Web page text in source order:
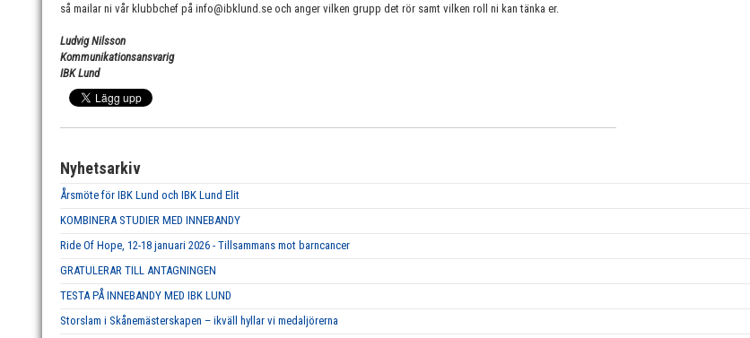
så mailar ni vår klubbchef på info@ibklund.se och anger vilken grupp det rör samt vilken roll ni kan tänka er.
Ludvig Nilsson
Kommunikationsansvarig
IBK Lund
Nyhetsarkiv
Årsmöte för IBK Lund och IBK Lund Elit
KOMBINERA STUDIER MED INNEBANDY
Ride Of Hope, 12-18 januari 2026 - Tillsammans mot barncancer
GRATULERAR TILL ANTAGNINGEN
TESTA PÅ INNEBANDY MED IBK LUND
Storslam i Skånemästerskapen – ikväll hyllar vi medaljörerna